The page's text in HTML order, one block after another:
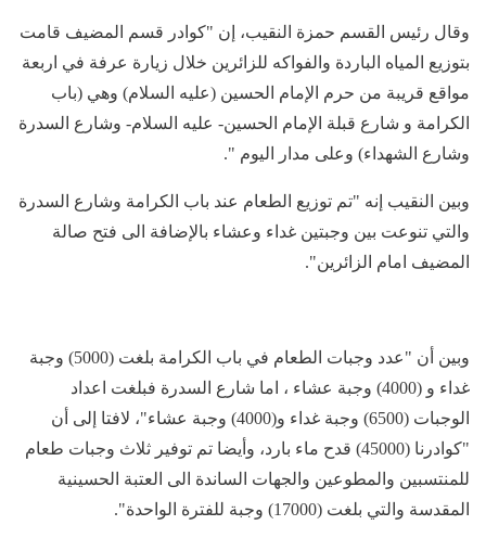
وقال رئيس القسم حمزة النقيب، إن "كوادر قسم المضيف قامت
بتوزيع المياه الباردة والفواكه للزائرين خلال زيارة عرفة في اربعة
مواقع قريبة من حرم الإمام الحسين (عليه السلام) وهي (باب
الكرامة و شارع قبلة الإمام الحسين- عليه السلام- وشارع السدرة
وشارع الشهداء) وعلى مدار اليوم ".
وبين النقيب إنه "تم توزيع الطعام عند باب الكرامة وشارع السدرة
والتي تنوعت بين وجبتين غداء وعشاء بالإضافة الى فتح صالة
المضيف امام الزائرين".
وبين أن "عدد وجبات الطعام في باب الكرامة بلغت (5000) وجبة
غداء و (4000) وجبة عشاء ، اما شارع السدرة فبلغت اعداد
الوجبات (6500) وجبة غداء و(4000) وجبة عشاء"، لافتا إلى أن
"كوادرنا (45000) قدح ماء بارد، وأيضا تم توفير ثلاث وجبات طعام
للمنتسبين والمطوعين والجهات الساندة الى العتبة الحسينية
المقدسة والتي بلغت (17000) وجبة للفترة الواحدة".